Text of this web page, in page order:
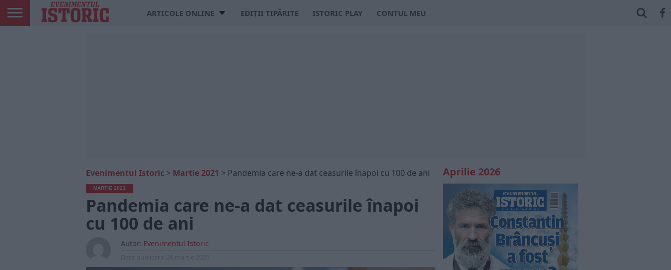
ARTICOLE ONLINE EDIȚII TIPĂRITE ISTORIC PLAY CONTUL MEU
Evenimentul Istoric > Martie 2021 > Pandemia care ne-a dat ceasurile înapoi cu 100 de ani
MARTIE 2021
Pandemia care ne-a dat ceasurile înapoi
cu 100 de ani
Autor: Evenimentul Istoric
Aprilie 2026